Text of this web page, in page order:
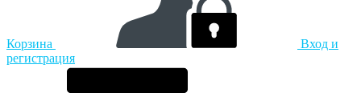
Корзина
Вход и
регистрация